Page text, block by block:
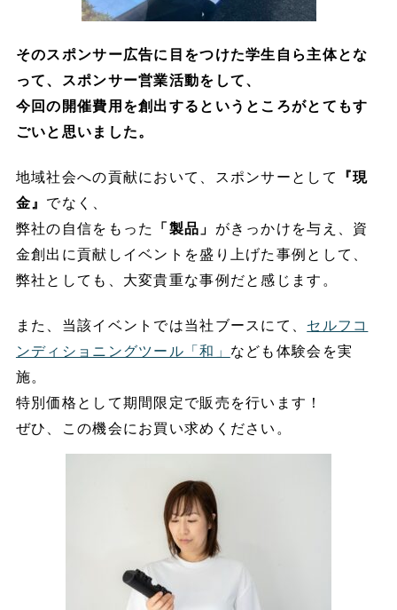
そのスポンサー広告に目をつけた学生自ら主体とな
って、スポンサー営業活動をして、
今回の開催費用を創出するというところがとてもす
ごいと思いました。
地域社会への貢献において、スポンサーとして
『現
金』 でなく、
弊社の自信をもった
「製品」 がきっかけを与え、資
金創出に貢献しイベントを盛り上げた事例として、
弊社としても、大変貴重な事例だと感じます。
また、当該イベントでは当社ブースにて、 セルフコ
ンディショニングツール「和」 なども体験会を実
施。
特別価格として期間限定で販売を行います！
ぜひ、この機会にお買い求めください。